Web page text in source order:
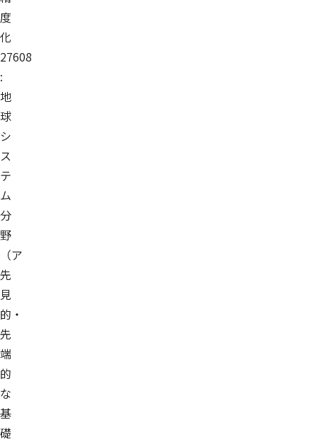
度
化
27608
:
地
球
シ
ス
テ
ム
分
野
（ア
先
見
的・
先
端
的
な
基
礎